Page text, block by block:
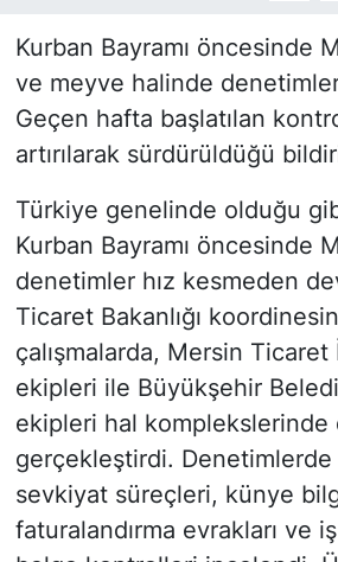
Kurban Bayramı öncesinde
ve meyve halinde denetimler
Geçen hafta başlatılan
artırılarak sürdürüldüğü
Türkiye genelinde olduğu
Kurban Bayramı öncesinde
denetimler hız kesmeden
Ticaret Bakanlığı
çalışmalarda, Mersin
ekipleri ile Büyükşehir
ekipleri hal
gerçekleştirdi.
sevkiyat süreçleri, künye
faturalandırma evrakları ve
Haberde insan
Tanıtım